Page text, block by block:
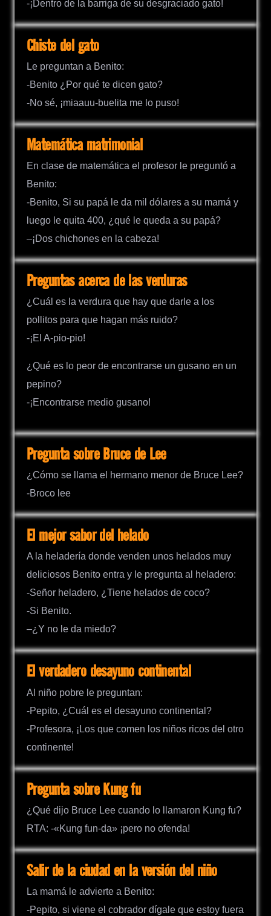
-¡Dentro de la barriga de su desgraciado gato!
Chiste del gato
Le preguntan a Benito:
-Benito ¿Por qué te dicen gato?
-No sé, ¡miaauu-buelita me lo puso!
Matemática matrimonial
En clase de matemática el profesor le preguntó a
Benito:
-Benito, Si su papá le da mil dólares a su mamá y
luego le quita 400, ¿qué le queda a su papá?
–¡Dos chichones en la cabeza!
Preguntas acerca de las verduras
¿Cuál es la verdura que hay que darle a los
pollitos para que hagan más ruido?
-¡El A-pio-pio!
¿Qué es lo peor de encontrarse un gusano en un
pepino?
-¡Encontrarse medio gusano!
Pregunta sobre Bruce de Lee
¿Cómo se llama el hermano menor de Bruce Lee?
-Broco lee
El mejor sabor del helado
A la heladería donde venden unos helados muy
deliciosos Benito entra y le pregunta al heladero:
-Señor heladero, ¿Tiene helados de coco?
-Si Benito.
–¿Y no le da miedo?
El verdadero desayuno continental
Al niño pobre le preguntan:
-Pepito, ¿Cuál es el desayuno continental?
-Profesora, ¡Los que comen los niños ricos del otro
continente!
Pregunta sobre Kung fu
¿Qué dijo Bruce Lee cuando lo llamaron Kung fu?
RTA: -«Kung fun-da» ¡pero no ofenda!
Salir de la ciudad en la versión del niño
La mamá le advierte a Benito:
-Pepito, si viene el cobrador dígale que estoy fuera